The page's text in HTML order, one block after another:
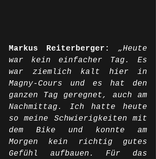
Markus Reiterberger:
„Heute
war kein einfacher Tag. Es
war ziemlich kalt hier in
Magny-Cours und es hat den
ganzen Tag geregnet, auch am
Nachmittag. Ich hatte heute
so meine Schwierigkeiten mit
dem Bike und konnte am
Morgen kein richtig gutes
Gefühl aufbauen. Für das